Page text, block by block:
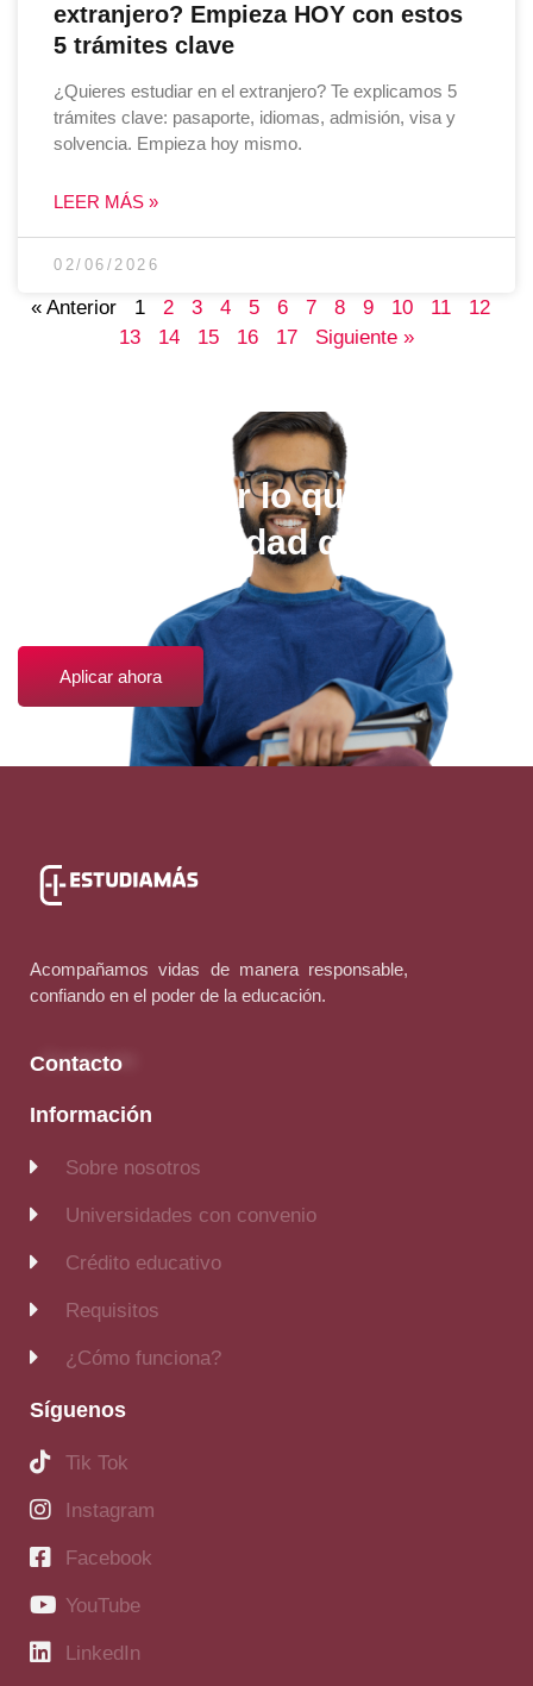
extranjero? Empieza HOY con estos
5 trámites clave
¿Quieres estudiar en el extranjero? Te explicamos 5
trámites clave: pasaporte, idiomas, admisión, visa y
solvencia. Empieza hoy mismo.
LEER MÁS »
02/06/2026
« Anterior 1 2 3 4 5 6 7 8 9 10 11
12
13
14 15 16 17 Siguiente »
Elige estudiar lo que quieras,
en la universidad que más te
Aplicar ahora
Acompañamos vidas de manera responsable,
confiando en el poder de la educación.
Contacto
Información
Sobre nosotros
Universidades con convenio
Crédito educativo
Requisitos
¿Cómo funciona?
Síguenos
Tik Tok
Instagram
Facebook
YouTube
LinkedIn